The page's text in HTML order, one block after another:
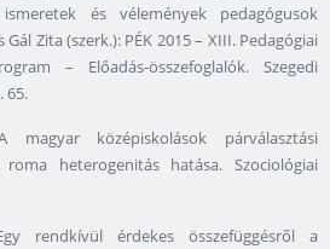
és vélemények pedagógusok
Zita (szerk.): PÉK 2015 – XIII. Pedagógiai
– Előadás-összefoglalók. Szegedi
65.
magyar középiskolások párválasztási
heterogenitás hatása. Szociológiai
rendkívül érdekes összefüggésről a